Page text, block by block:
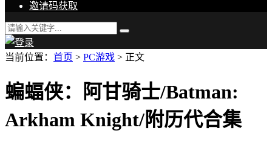
邀请码获取
当前位置： 首页 > PC游戏 > 正文
蝙蝠侠：阿甘骑士/Batman:
Arkham Knight/附历代合集